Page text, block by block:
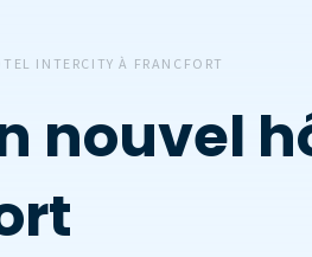
INTERCITY À FRANCFORT
nouvel